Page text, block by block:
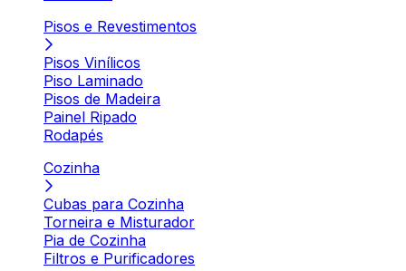
Pisos e Revestimentos
Pisos Vinílicos
Piso Laminado
Pisos de Madeira
Painel Ripado
Rodapés
Cozinha
Cubas para Cozinha
Torneira e Misturador
Pia de Cozinha
Filtros e Purificadores